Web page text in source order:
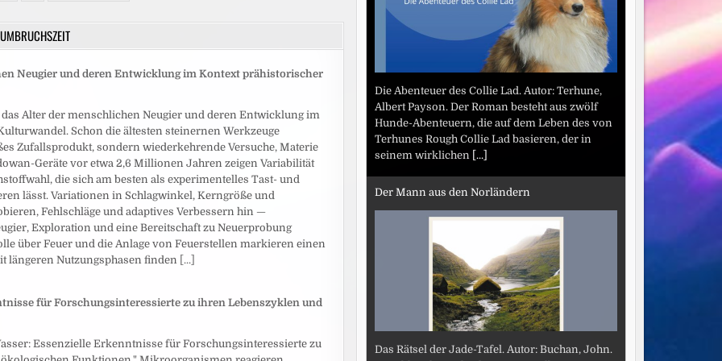
UMBRUCHSZEIT
Neugier und deren Entwicklung im Kontext prähistorischer
das Alter der menschlichen Neugier und deren Entwicklung im
Schon die ältesten steinernen Werkzeuge
Zufallsprodukt, sondern wiederkehrende Versuche, Materie
Geräte vor etwa 2,6 Millionen Jahren zeigen Variabilität
die sich am besten als experimentelles Tast- und
lässt. Variationen in Schlagwinkel, Kerngröße und
Fehlschläge und adaptives Verbessern hin —
Exploration und eine Bereitschaft zu Neuerprobung
über Feuer und die Anlage von Feuerstellen markieren einen
längeren Nutzungsphasen finden [...]
für Forschungsinteressierte zu ihren Lebenszyklen und
Essenzielle Erkenntnisse für Forschungsinteressierte zu
Die Abenteuer des Collie Lad. Autor: Terhune,
Albert Payson. Der Roman besteht aus zwölf
Hunde-Abenteuern, die auf dem Leben des von
Terhunes Rough Collie Lad basieren, der in
seinem wirklichen [...]
Der Mann aus den Norländern
Das Rätsel der Jade-Tafel. Autor: Buchan, John.